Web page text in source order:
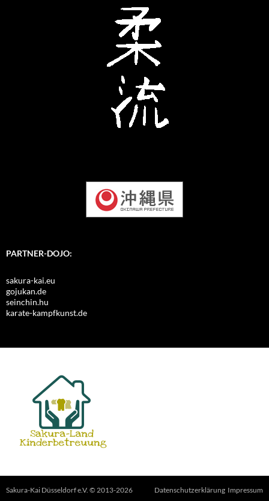
PARTNER-DOJO:
sakura-kai.eu
gojukan.de
seinchin.hu
karate-kampfkunst.de
Sakura-Kai Düsseldorf e.V. © 2013-2026 Datenschutzerklärung Impressum